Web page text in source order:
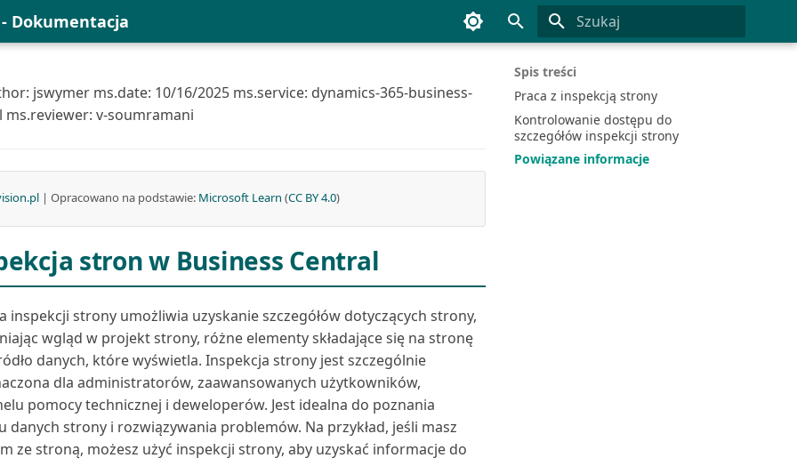
Dokumentacja
Spis treści
Praca z inspekcją strony
Kontrolowanie dostępu do
szczegółów inspekcji strony
Powiązane informacje
jswymer ms.date: 10/16/2025 ms.service: dynamics-365-business-
ms.reviewer: v-soumramani
| Opracowano na podstawie: Microsoft Learn (CC BY 4.0)
stron w Business Central
inspekcji strony umożliwia uzyskanie szczegółów dotyczących strony,
wgląd w projekt strony, różne elementy składające się na stronę
danych, które wyświetla. Inspekcja strony jest szczególnie
dla administratorów, zaawansowanych użytkowników,
pomocy technicznej i deweloperów. Jest idealna do poznania
danych strony i rozwiązywania problemów. Na przykład, jeśli masz
ze stroną, możesz użyć inspekcji strony, aby uzyskać informacje do